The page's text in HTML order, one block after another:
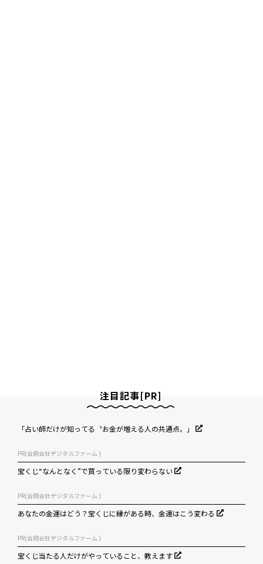
注目記事[PR]
「占い師だけが知ってる〝お金が増える人の共通点〟」
PR(合同会社デジタルファーム )
宝くじ“なんとなく”で買っている限り変わらない
PR(合同会社デジタルファーム )
あなたの金運はどう？宝くじに縁がある時、金運はこう変わる
PR(合同会社デジタルファーム )
宝くじ当たる人だけがやっていること、教えます